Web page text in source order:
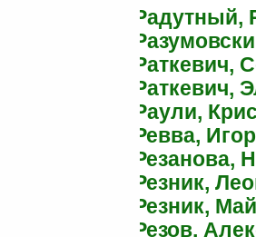
Луис
Радутный,
Раткевич,
Раткевич,
Раули,
Ревва,
Резанова,
Резник,
Резник,
Резов,